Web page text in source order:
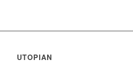
UTOPIAN